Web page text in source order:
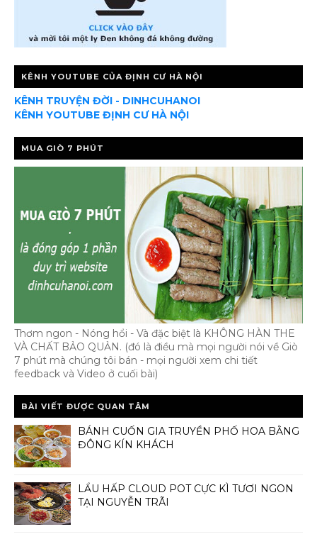
KÊNH YOUTUBE CỦA ĐỊNH CƯ HÀ NỘI
KÊNH TRUYỆN ĐỜI - DINHCUHANOI
KÊNH YOUTUBE ĐỊNH CƯ HÀ NỘI
MUA GIÒ 7 PHÚT
Thơm ngon - Nóng hổi - Và đặc biệt là KHÔNG HÀN THE
VÀ CHẤT BẢO QUẢN. (đó là điều mà mọi người nói về Giò
7 phút mà chúng tôi bán - mọi người xem chi tiết
feedback và Video ở cuối bài)
BÀI VIẾT ĐƯỢC QUAN TÂM
BÁNH CUỐN GIA TRUYỀN PHỐ HOA BẰNG
ĐÔNG KÍN KHÁCH
LẨU HẤP CLOUD POT CỰC KÌ TƯƠI NGON
TẠI NGUYỄN TRÃI